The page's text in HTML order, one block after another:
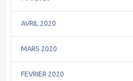
AVRIL 2020
MARS 2020
FEVRIER 2020